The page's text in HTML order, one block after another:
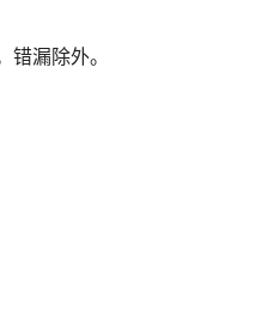
漏除外。